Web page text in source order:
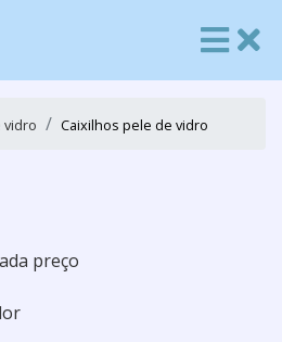
vidro Caixilhos pele de vidro
preço